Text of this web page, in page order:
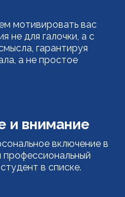
мотивировать вас
не для галочки, а с
гарантируя
а не простое
и внимание
включение в
в списке.